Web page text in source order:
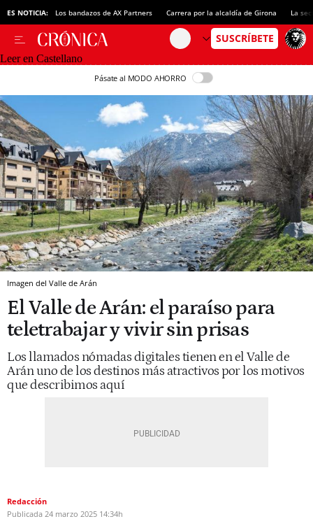
ES NOTICIA: Los bandazos de AX Partners Carrera por la alcaldía de Girona La
Leer en Castellano
Pásate al MODO AHORRO
Imagen del Valle de Arán
El Valle de Arán: el paraíso para
teletrabajar y vivir sin prisas
Los llamados nómadas digitales tienen en el Valle de
Arán uno de los destinos más atractivos por los motivos
que describimos aquí
Redacción
Publicada 24 marzo 2025 14:34h